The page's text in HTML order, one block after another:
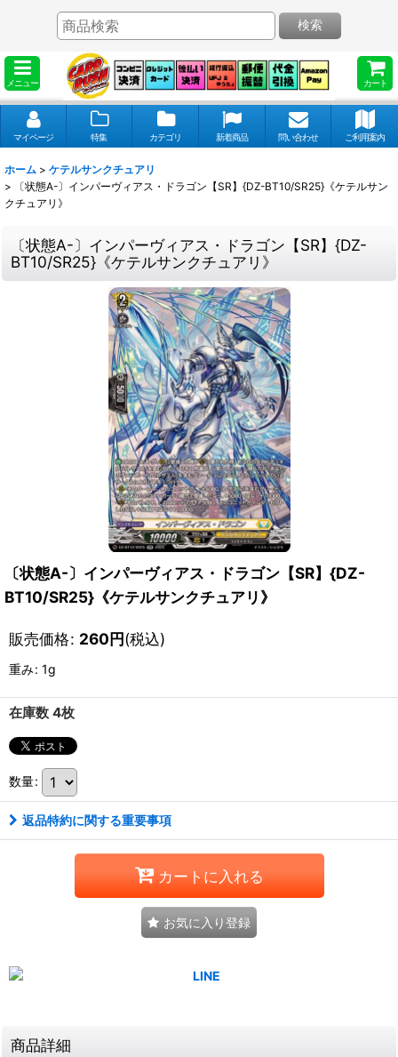
メニュー カート
検索
マイページ 特集 カテゴリ 新着商品 問い合わせ ご利用案内
ホーム > ケテルサンクチュアリ
>
〔状態A-〕インパーヴィアス・ドラゴン【SR】{DZ-BT10/SR25}《ケテルサン
クチュアリ》
〔状態A-〕インパーヴィアス・ドラゴン【SR】{DZ-
BT10/SR25}《ケテルサンクチュアリ》
〔状態A-〕インパーヴィアス・ドラゴン【SR】{DZ-
BT10/SR25}《ケテルサンクチュアリ》
販売価格: 260円(税込)
重み: 1g
在庫数 4枚
数量:
返品特約に関する重要事項
カートに入れる
お気に入り登録
商品詳細